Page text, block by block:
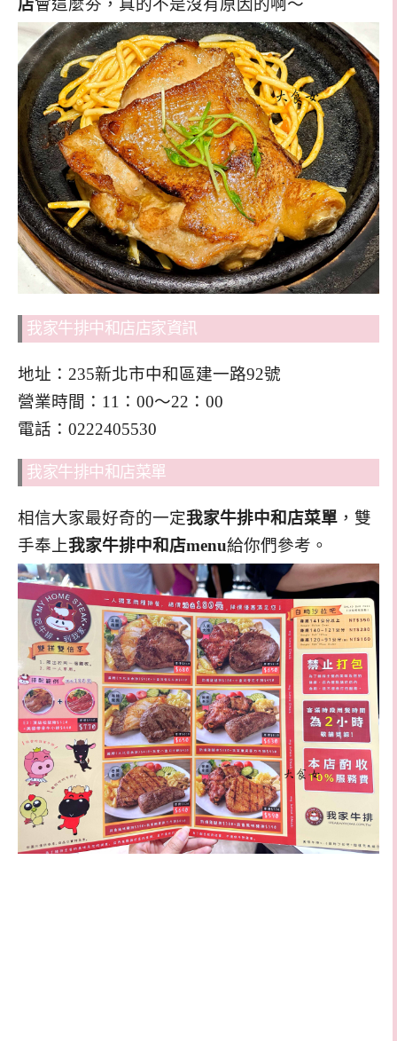
店會這麼夯，真的不是沒有原因的啊～
我家牛排中和店店家資訊
地址：235新北市中和區建一路92號
營業時間：11：00～22：00
電話：0222405530
我家牛排中和店菜單
相信大家最好奇的一定我家牛排中和店菜單 ，雙
手奉上我家牛排中和店menu給你們參考。